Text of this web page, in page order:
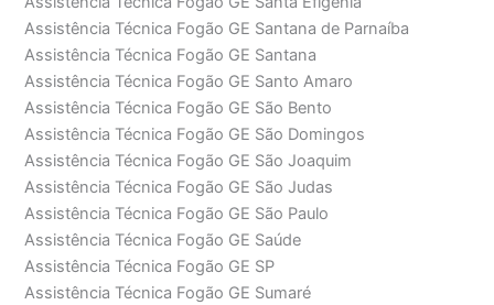
Assistência Técnica Fogão GE Santana de Parnaíba
Assistência Técnica Fogão GE Santana
Assistência Técnica Fogão GE Santo Amaro
Assistência Técnica Fogão GE São Bento
Assistência Técnica Fogão GE São Domingos
Assistência Técnica Fogão GE São Joaquim
Assistência Técnica Fogão GE São Judas
Assistência Técnica Fogão GE São Paulo
Assistência Técnica Fogão GE Saúde
Assistência Técnica Fogão GE SP
Assistência Técnica Fogão GE Sumaré